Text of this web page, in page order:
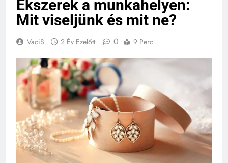
Ékszerek a munkahelyen:
Mit viseljünk és mit ne?
VaciS 2 Év Ezelőtt 0 9 Perc